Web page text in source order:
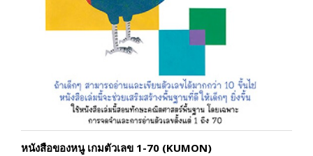
หนังสือของหนู เกมตัวเลข 1-70 (KUMON)